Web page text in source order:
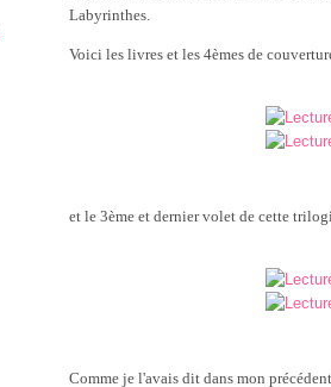
Labyrinthes.
Voici les livres et les 4èmes de
et le 3ème et dernier volet de cette
Comme je l'avais dit dans mon